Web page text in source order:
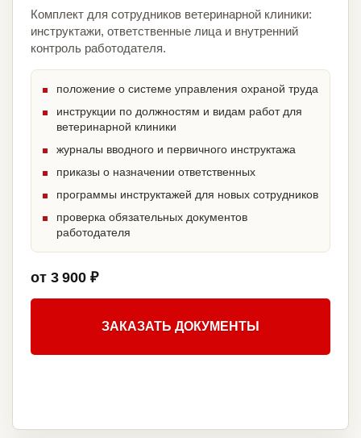
Комплект для сотрудников ветеринарной клиники:
инструктажи, ответственные лица и внутренний
контроль работодателя.
положение о системе управления охраной труда
инструкции по должностям и видам работ для
ветеринарной клиники
журналы вводного и первичного инструктажа
приказы о назначении ответственных
программы инструктажей для новых сотрудников
проверка обязательных документов
работодателя
от 3 900 ₽
ЗАКАЗАТЬ ДОКУМЕНТЫ